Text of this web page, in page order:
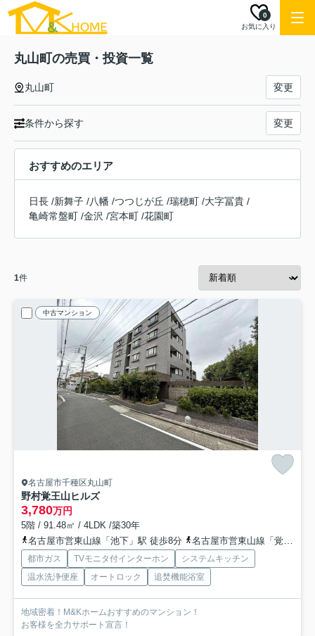
お気に入り
0
丸山町の売買・投資一覧
丸山町 変更
条件から探す 変更
おすすめのエリア
日長 /新舞子 /八幡 /つつじが丘 /瑞穂町 /大字冨貴 /
亀崎常盤町 /金沢 /宮本町 /花園町
1件
中古マンション
名古屋市千種区丸山町
野村覚王山ヒルズ
3,780万円
5階 / 91.48㎡ / 4LDK /築30年
名古屋市営東山線「池下」駅 徒歩8分
名古屋市営東山線「覚王山」駅 徒歩9分
都市ガス TVモニタ付インターホン
システムキッチン
温水洗浄便座
オートロック 追焚機能浴室
地域密着！M&Kホームおすすめのマンション！
お客様を全力サポート宣言！